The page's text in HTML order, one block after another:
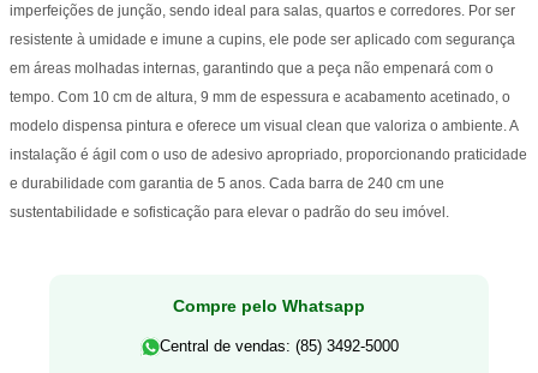
imperfeições de junção, sendo ideal para salas, quartos e corredores. Por ser
resistente à umidade e imune a cupins, ele pode ser aplicado com segurança
em áreas molhadas internas, garantindo que a peça não empenará com o
tempo. Com 10 cm de altura, 9 mm de espessura e acabamento acetinado, o
modelo dispensa pintura e oferece um visual clean que valoriza o ambiente. A
instalação é ágil com o uso de adesivo apropriado, proporcionando praticidade
e durabilidade com garantia de 5 anos. Cada barra de 240 cm une
sustentabilidade e sofisticação para elevar o padrão do seu imóvel.
Compre pelo Whatsapp
Central de vendas: (85) 3492-5000